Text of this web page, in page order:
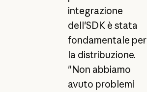
integrazione
dell'SDK è stata
fondamentale per
la distribuzione.
"Non abbiamo
avuto problemi